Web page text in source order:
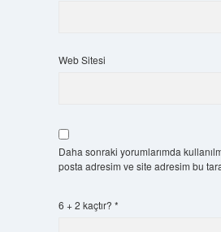
Web Sitesi
Daha sonraki yorumlarımda
posta adresim ve site adresim bu
6 + 2 kaçtır? *